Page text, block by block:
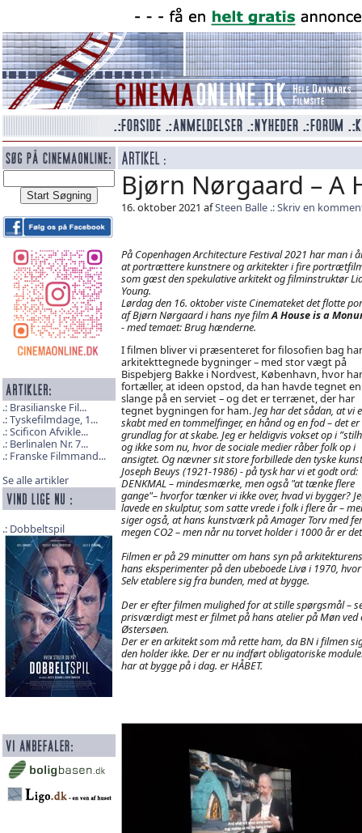
Brasilianske Fil...
Tyskefilmdage, 1...
Scificon Afvikle...
Berlinalen Nr. 7...
Franske Filmmand...
Se alle artikler
Dobbeltspil
Bjørn Nørgaard – A
16. oktober 2021 afSteen Balle Skriv en
På Copenhagen Architecture Festival 2021 har man i
at portrættere kunstnere og arkitekter i fire
som gæst den spekulative arkitekt og filminstruktør
Young.
Lørdag den 16. oktober viste Cinemateket det flotte
af Bjørn Nørgaard i hans nye filmA House is a
- med temaet: Brug hænderne.
I filmen bliver vi præsenteret for filosofien bag
arkitekttegnede bygninger – med stor vægt på
Bispebjerg Bakke i Nordvest, København, hvor
fortæller, at ideen opstod, da han havde tegnet en
slange på en serviet – og det er terrænet, der har
tegnet bygningen for ham. Jeg har det sådan, at vi
skabt med en tommelfinger, en hånd og en fod – det er
grundlag for at skabe. Jeg er heldigvis vokset op i
og ikke som nu, hvor de sociale medier råber folk op i
ansigtet. Og nævner sit store forbillede den tyske
Joseph Beuys (1921-1986) -på tysk har vi et godt ord:
DENKMAL – mindesmærke, men også "at tænke flere
gange"– hvorfor tænker vi ikke over, hvad vi bygger?
lavede en skulptur, som satte vrede i folk i flere år –
siger også, at hans kunstværk på Amager Torv med
megen CO2 – men når nu torvet holder i 1000 år er
Filmen er på 29 minutter om hans syn på
hans eksperimenter på den ubeboede Livø i 1970,
Selv etablere sig fra bunden, med at bygge.
Der er efter filmen mulighed for at stille spørgsmål –
prisværdigt mest er filmet på hans atelier på Møn
Østersøen.
Der er en arkitekt som må rette ham, da BN i filmen
den holder ikke. Der er nu indført obligatoriske
har at bygge på i dag. er HÅBET.